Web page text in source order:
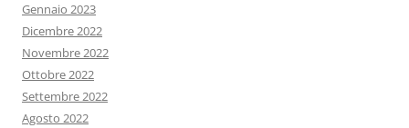
Gennaio 2023
Dicembre 2022
Novembre 2022
Ottobre 2022
Settembre 2022
Agosto 2022